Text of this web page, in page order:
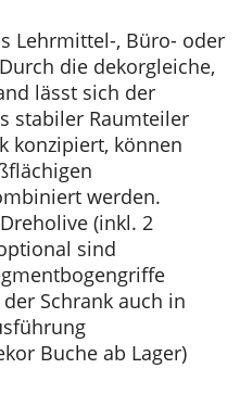
Lehrmittel-, Büro- oder
die dekorgleiche,
lässt sich der
stabiler Raumteiler
konzipiert, können
werden.
(inkl. 2
sind
Schrank auch in
Buche ab Lager)